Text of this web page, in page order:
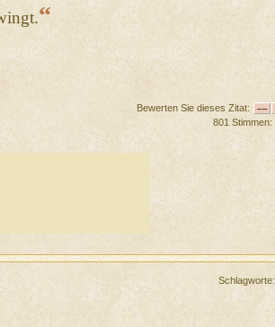
“
Bewerten Sie dieses Zitat:
801 Stimmen:
Schlagworte: